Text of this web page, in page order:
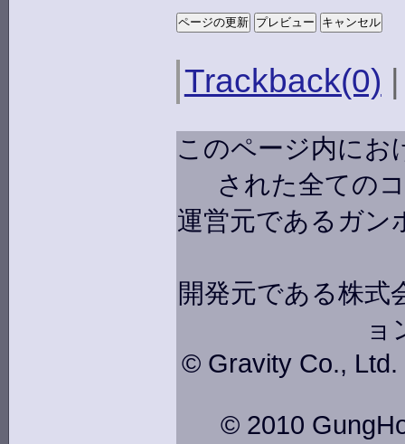
Trackback(0)
このページ内にお
された全ての
運営元であるガン
開発元である株式
ョ
© Gravity Co., Ltd.
© 2010